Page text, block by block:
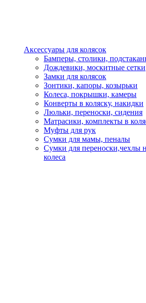
Аксессуары для колясок
Бамперы, столики,
Дождевики, москитные сетки
Замки для колясок
Зонтики, капоры, козырьки
Колеса, покрышки, камеры
Конверты в коляску, накидки
Люльки, переноски, сидения
Матрасики, комплекты в
Муфты для рук
Сумки для мамы, пеналы
Сумки для переноски,чехлы
колеса